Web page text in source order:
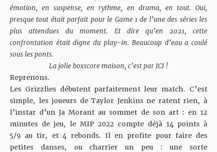
émotion, en suspense, en rythme, en drama, en tout. Oui,
presque tout était parfait pour le Game 1 de l’une des séries les
plus attendues du moment. Et dire qu’en 2021, cette
confrontation était digne du play-in. Beaucoup d’eau a coulé
sous les ponts.
La jolie boxscore maison, c’est par ICI !
Reprenons.
Les Grizzlies débutent parfaitement leur match. C’est
simple, les joueurs de Taylor Jenkins ne ratent rien, à
l’instar d’un Ja Morant au sommet de son art : en 12
minutes de jeu, le MIP 2022 compte déjà 14 points à
5/9 au tir, et 4 rebonds. Il en profite pour faire des
petites danses, ou charrier un peu : une sorte